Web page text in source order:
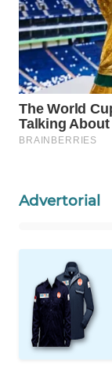
Advertorial
TRAVEL
WAHANA
TV
WAHANANEWS
ID
NET
WAHANA
SPORT
WAHANA